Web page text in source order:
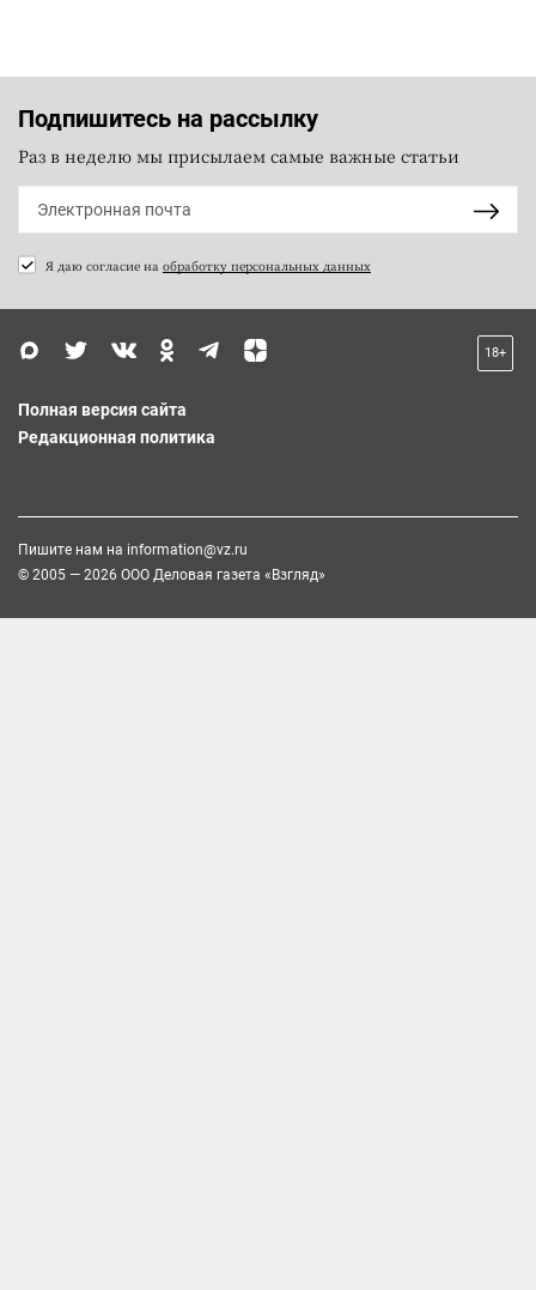
Подпишитесь на рассылку
Раз в неделю мы присылаем самые важные статьи
Я даю согласие на обработку персональных данных
18+
Полная версия сайта
Редакционная политика
Пишите нам на information@vz.ru
© 2005 — 2026 ООО Деловая газета «Взгляд»